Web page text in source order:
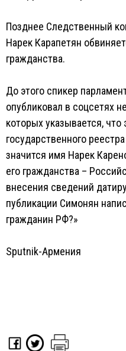
Позднее Следственный
Нарек Карапетян
гражданства.
До этого спикер
опубликовал в соцсетях
которых указывается,
государственного
значится имя Нарек
его гражданства –
внесения сведений
публикации Симонян
гражданин РФ?»
Sputnik-Армения